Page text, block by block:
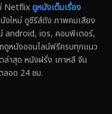
Netflixดูหนังเต็มเรื่อง
ใหม่ ดูซีรีส์ดัง ภาพคมเสียง
android, ios, คอมพิเตอร์,
ดูหนังออนไลน์ฟรีครบทุกแนว
ล่าสุด หนังฝรั่ง เกาหลี จีน
ลอด 24 ชม.